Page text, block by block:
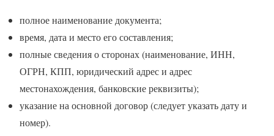
полное наименование документа;
время, дата и место его составления;
полные сведения о сторонах (наименование, ИНН,
ОГРН, КПП, юридический адрес и адрес
местонахождения, банковские реквизиты);
указание на основной договор (следует указать дату и
номер).